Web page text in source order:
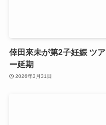
倖田來未が第2子妊娠 ツア
ー延期
2026年3月31日